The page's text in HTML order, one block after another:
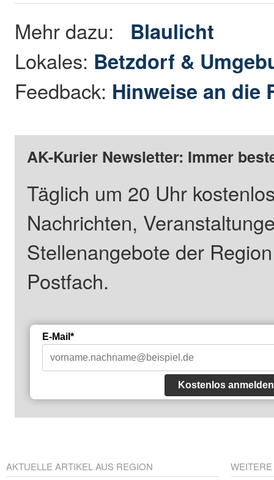
Mehr dazu: Blaulicht
Lokales: Betzdorf &
Feedback: Hinweise an die
AK-Kurier Newsletter: Immer
Täglich um 20 Uhr
Nachrichten,
Stellenangebote der
Postfach.
E-Mail*
Kostenlos anmelden
AKTUELLE ARTIKEL AUS REGION